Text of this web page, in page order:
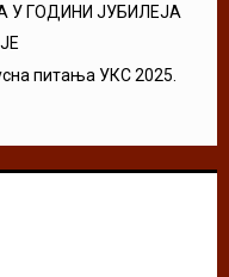
ГОДИНИ ЈУБИЛЕЈА
питања УКС 2025.